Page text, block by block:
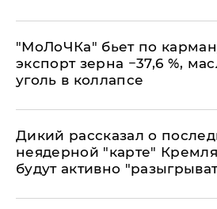
​"МоЛоЧКа" бьет по
экспорт зерна −37,6 %,
уголь в коллапсе
Дикий рассказал о
неядерной "карте"
будут активно